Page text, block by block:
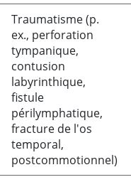
Traumatisme (p.
ex., perforation
tympanique,
contusion
labyrinthique,
fistule
périlymphatique,
fracture de l'os
temporal,
postcommotionnel)